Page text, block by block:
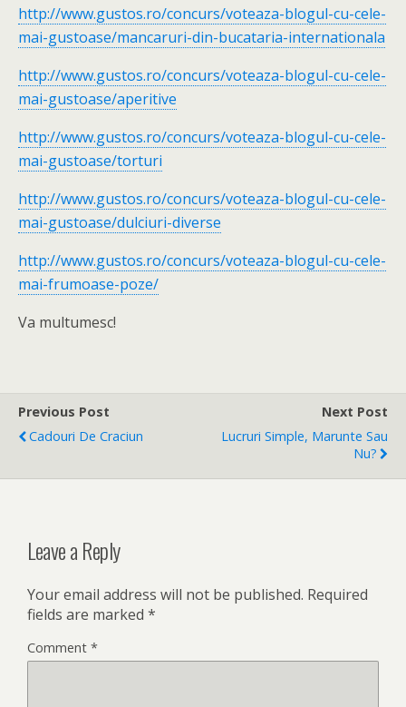
http://www.gustos.ro/concurs/voteaza-blogul-cu-cele-
mai-gustoase/mancaruri-din-bucataria-internationala
http://www.gustos.ro/concurs/voteaza-blogul-cu-cele-
mai-gustoase/aperitive
http://www.gustos.ro/concurs/voteaza-blogul-cu-cele-
mai-gustoase/torturi
http://www.gustos.ro/concurs/voteaza-blogul-cu-cele-
mai-gustoase/dulciuri-diverse
http://www.gustos.ro/concurs/voteaza-blogul-cu-cele-
mai-frumoase-poze/
Va multumesc!
Previous Post
Cadouri De Craciun
Next Post
Lucruri Simple, Marunte Sau
Nu?
Leave a Reply
Your email address will not be published. Required
fields are marked *
Comment *